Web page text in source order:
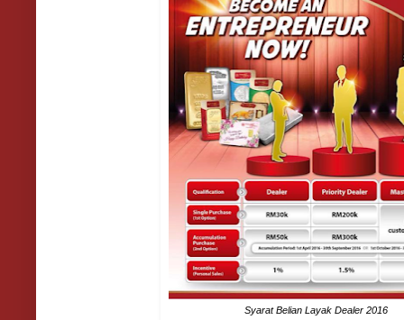
Syarat Belian Layak Dealer 2016